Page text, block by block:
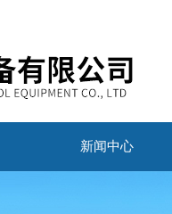
新闻中心